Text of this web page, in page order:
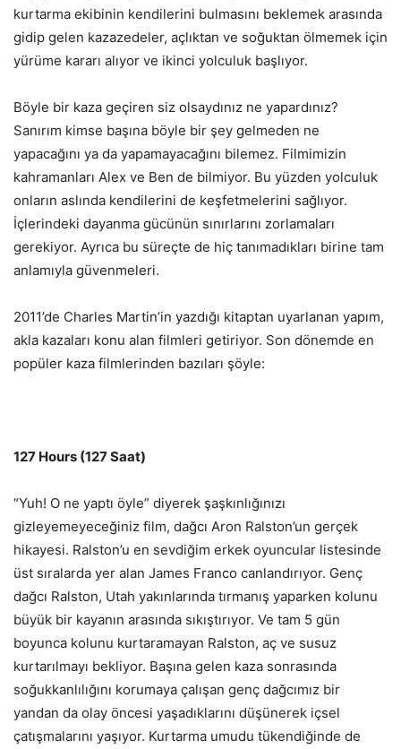
kurtarma ekibinin kendilerini bulmasını beklemek arasında
gidip gelen kazazedeler, açlıktan ve soğuktan ölmemek için
yürüme kararı alıyor ve ikinci yolculuk başlıyor.
Böyle bir kaza geçiren siz olsaydınız ne yapardınız?
Sanırım kimse başına böyle bir şey gelmeden ne
yapacağını ya da yapamayacağını bilemez. Filmimizin
kahramanları Alex ve Ben de bilmiyor. Bu yüzden yolculuk
onların aslında kendilerini de keşfetmelerini sağlıyor.
İçlerindeki dayanma gücünün sınırlarını zorlamaları
gerekiyor. Ayrıca bu süreçte de hiç tanımadıkları birine tam
anlamıyla güvenmeleri.
2011’de Charles Martin’in yazdığı kitaptan uyarlanan yapım,
akla kazaları konu alan filmleri getiriyor. Son dönemde en
popüler kaza filmlerinden bazıları şöyle:
127 Hours (127 Saat)
“Yuh! O ne yaptı öyle” diyerek şaşkınlığınızı
gizleyemeyeceğiniz film, dağcı Aron Ralston’un gerçek
hikayesi. Ralston’u en sevdiğim erkek oyuncular listesinde
üst sıralarda yer alan James Franco canlandırıyor. Genç
dağcı Ralston, Utah yakınlarında tırmanış yaparken kolunu
büyük bir kayanın arasında sıkıştırıyor. Ve tam 5 gün
boyunca kolunu kurtaramayan Ralston, aç ve susuz
kurtarılmayı bekliyor. Başına gelen kaza sonrasında
soğukkanlılığını korumaya çalışan genç dağcımız bir
yandan da olay öncesi yaşadıklarını düşünerek içsel
çatışmalarını yaşıyor. Kurtarma umudu tükendiğinde de